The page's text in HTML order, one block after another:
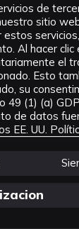
de
sitio
estos
Al hacer
el
Esto
su
49 (1) (a)
de datos
EE. UU.